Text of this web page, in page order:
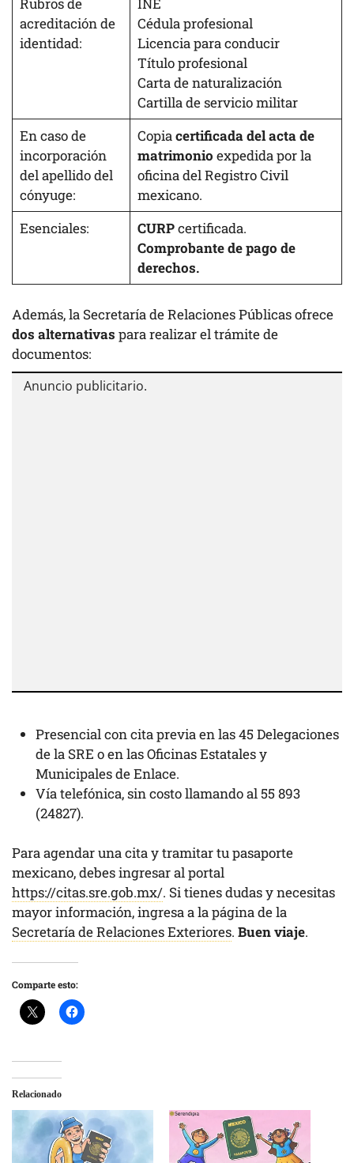
acreditación de
identidad:
Cédula profesional
Licencia para conducir
Título profesional
Carta de naturalización
Cartilla de servicio militar
En caso de
incorporación
del apellido del
cónyuge:
Copiacertificada del acta de
matrimonio expedida por la
oficina del Registro Civil
mexicano.
Esenciales:
CURPcertificada.
Comprobante de pago de
derechos.
Además, la Secretaría de Relaciones Públicas ofrece
dos alternativas para realizar el trámite de
documentos:
Presencial con cita previa en las 45 Delegaciones
de la SRE o en las Oficinas Estatales y
Municipales de Enlace.
Vía telefónica, sin costo llamando al 55 893
(24827).
Para agendar una cita y tramitar tu pasaporte
mexicano, debes ingresar al portal
https://citas.sre.gob.mx/. Si tienes dudas y necesitas
mayor información, ingresa a la página de la
Secretaría de Relaciones Exteriores. Buen viaje.
Comparte esto:
Relacionado